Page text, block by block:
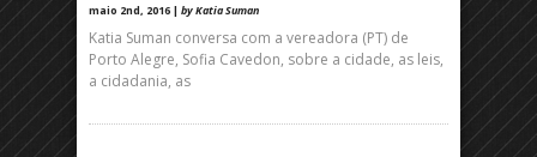
maio 2nd, 2016 | by Katia Suman
Katia Suman conversa com a vereadora (PT) de
Porto Alegre, Sofia Cavedon, sobre a cidade, as leis,
a cidadania, as